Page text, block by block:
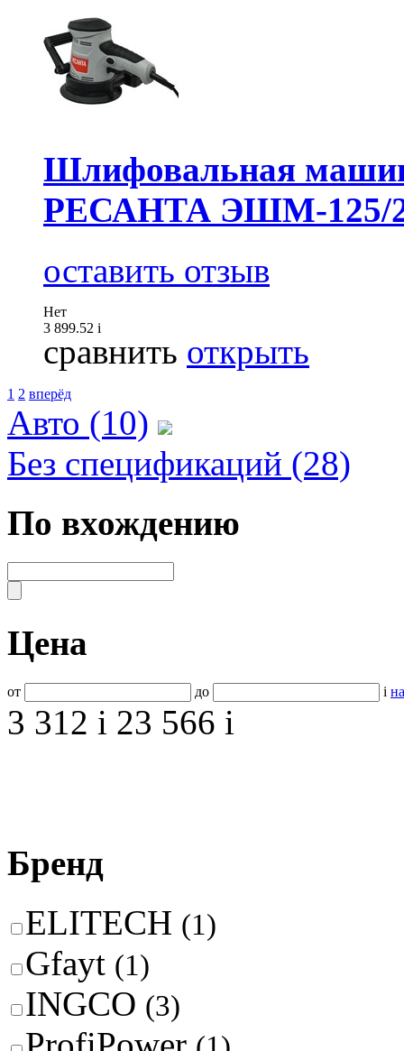
Шлифовальная
РЕСАНТА ЭШМ-125/
оставить отзыв
Нет
3 899.52 i
сравнить открыть
1 2 вперёд
Авто (10)
Без спецификаций (28)
По вхождению
Цена
от до i
3 312 i 23 566 i
Бренд
ELITECH (1)
Gfayt (1)
INGCO (3)